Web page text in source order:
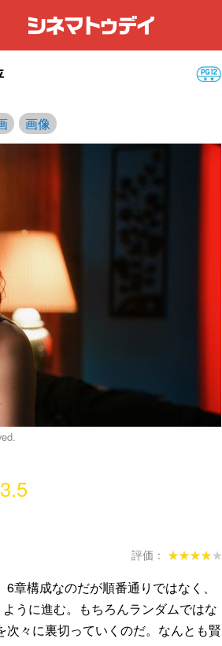
画像
3.5
評価： ★★★★★
★★★★★
構成なのだが順番通りではなく、
うに進む。もちろんランダムではな
次々に裏切っていくのだ。なんとも賢